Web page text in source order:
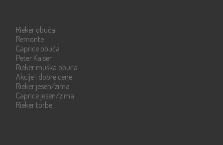
Rieker obuća
Remonte
Caprice obuća
Peter Kaiser
Rieker muška obuća
Akcije i dobre cene
Rieker jesen/zima
Caprice jesen/zima
Rieker torbe